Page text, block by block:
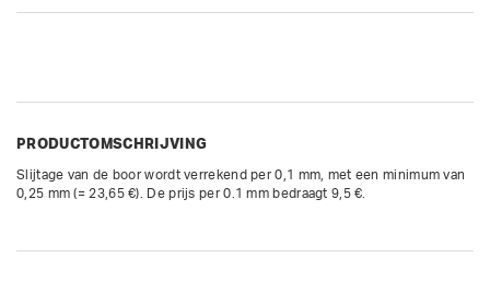
PRODUCTOMSCHRIJVING
Slijtage van de boor wordt verrekend per 0,1 mm, met een minimum van
0,25 mm (= 23,65 €). De prijs per 0.1 mm bedraagt 9,5 €.